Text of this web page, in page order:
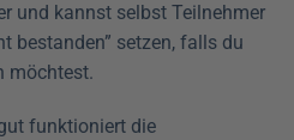
und kannst selbst Teilnehmer
bestanden” setzen, falls du
möchtest.
funktioniert die